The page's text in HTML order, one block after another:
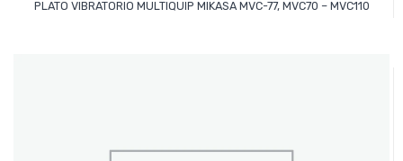
PLATO VIBRATORIO MULTIQUIP MIKASA MVC-77, MVC70 – MVC110